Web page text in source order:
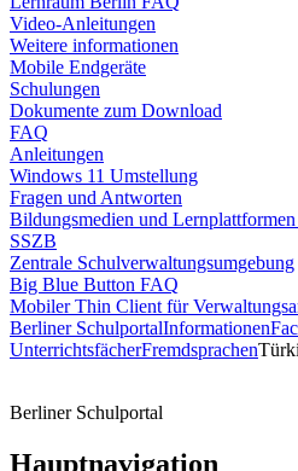
Video-Anleitungen
Weitere informationen
Mobile Endgeräte
Schulungen
Dokumente zum Download
FAQ
Anleitungen
Windows 11 Umstellung
Fragen und Antworten
Bildungsmedien und
SSZB
Zentrale Schulverwaltungsumgebung
Big Blue Button FAQ
Mobiler Thin Client für
Berliner SchulportalInformationen
UnterrichtsfächerFremdsprachen
Berliner Schulportal
Hauptnavigation